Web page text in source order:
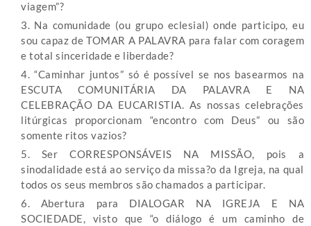
viagem”?
3. Na comunidade (ou grupo eclesial) onde participo, eu
sou capaz de TOMAR A PALAVRA para falar com coragem
e total sinceridade e liberdade?
4. “Caminhar juntos” só é possível se nos basearmos na
ESCUTA COMUNITÁRIA DA PALAVRA E NA
CELEBRAÇÃO DA EUCARISTIA. As nossas celebrações
litúrgicas proporcionam “encontro com Deus” ou são
somente ritos vazios?
5. Ser CORRESPONSÁVEIS NA MISSÃO, pois a
sinodalidade está ao serviço da missa?o da Igreja, na qual
todos os seus membros são chamados a participar.
6. Abertura para DIALOGAR NA IGREJA E NA
SOCIEDADE, visto que “o diálogo é um caminho de